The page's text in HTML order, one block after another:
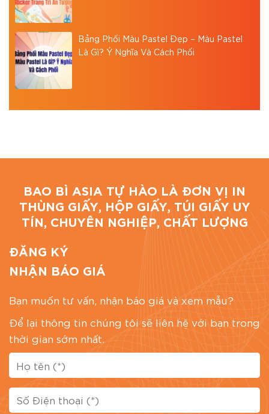
Bảng Phối Màu Pastel Đẹp – Màu Pastel
Là Gì? Ý Nghĩa Và Cách Phối
BAO BÌ ASIA TỰ HÀO LÀ ĐƠN VỊ IN
THÙNG GIẤY, HỘP GIẤY, TÚI GIẤY UY
TÍN, CHUYÊN NGHIỆP, CHẤT LƯỢNG
ĐĂNG KÝ
NHẬN BÁO GIÁ
Bạn muốn tư vấn, nhận báo giá và xem mẫu?
Để lại thông tin chúng tôi sẽ liên hệ với bạn trong
thời gian sớm nhất.